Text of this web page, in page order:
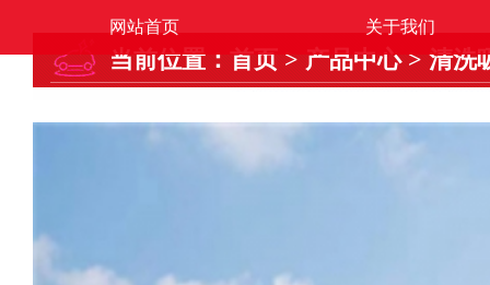
网站首页 关于我们
当前位置： 首页 > 产品中心> 清洗